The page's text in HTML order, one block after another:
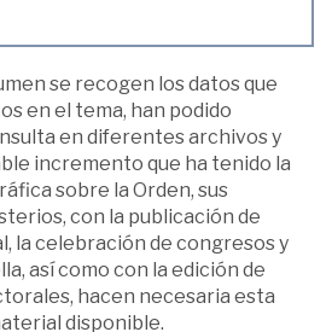
se recogen los datos que
en el tema, han podido
en diferentes archivos y
incremento que ha tenido la
sobre la Orden, sus
con la publicación de
la celebración de congresos y
así como con la edición de
hacen necesaria esta
disponible.